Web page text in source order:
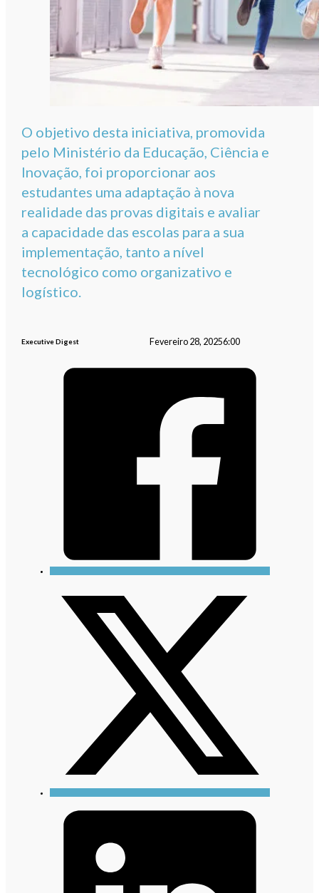
O objetivo desta iniciativa, promovida
pelo Ministério da Educação, Ciência e
Inovação, foi proporcionar aos
estudantes uma adaptação à nova
realidade das provas digitais e avaliar
a capacidade das escolas para a sua
implementação, tanto a nível
tecnológico como organizativo e
logístico.
Executive Digest Fevereiro 28, 20256:00